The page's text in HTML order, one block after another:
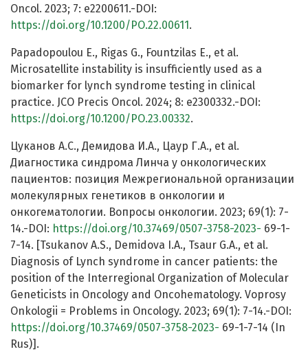
Oncol. 2023; 7: e2200611.-DOI:
https://doi.org/10.1200/PO.22.00611 .
Papadopoulou E., Rigas G., Fountzilas E., et al.
Microsatellite instability is insufficiently used as a
biomarker for lynch syndrome testing in clinical
practice. JCO Precis Oncol. 2024; 8: e2300332.-DOI:
https://doi.org/10.1200/PO.23.00332.
Цуканов А.С., Демидова И.А., Цаур Г.А., et al.
Диагностика синдрома Линча у онкологических
пациентов: позиция Межрегиональной организации
молекулярных генетиков в онкологии и
онкогематологии. Вопросы онкологии. 2023; 69(1): 7-
14.-DOI: https://doi.org/10.37469/0507-3758-2023- 69-1-
7-14. [Tsukanov A.S., Demidova I.A., Tsaur G.A., et al.
Diagnosis of Lynch syndrome in cancer patients: the
position of the Interregional Organization of Molecular
Geneticists in Oncology and Oncohematology. Voprosy
Onkologii = Problems in Oncology. 2023; 69(1): 7-14.-DOI:
https://doi.org/10.37469/0507-3758-2023- 69-1-7-14 (In
Rus)].